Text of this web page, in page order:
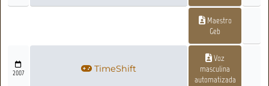
Maestro
Geb
2007 TimeShift
Voz
masculina
automatizada